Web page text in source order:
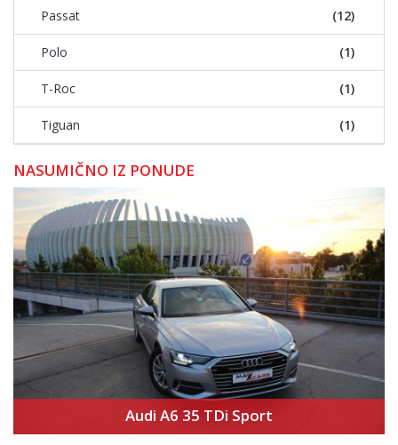
Passat (12)
Polo (1)
T-Roc (1)
Tiguan (1)
NASUMIČNO IZ PONUDE
Audi A6 35 TDi Sport